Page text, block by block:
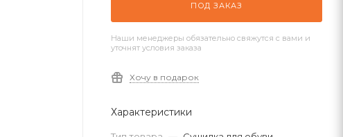
ПОД ЗАКАЗ
Наши менеджеры обязательно свяжутся с вами и
уточнят условия заказа
Хочу в подарок
Характеристики